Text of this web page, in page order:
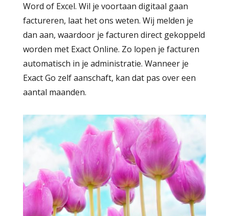
Word of Excel. Wil je voortaan digitaal gaan
factureren, laat het ons weten. Wij melden je
dan aan, waardoor je facturen direct gekoppeld
worden met Exact Online. Zo lopen je facturen
automatisch in je administratie. Wanneer je
Exact Go zelf aanschaft, kan dat pas over een
aantal maanden.